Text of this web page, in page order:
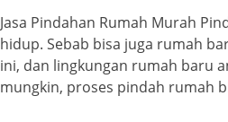
Jasa Pindahan Rumah Murah
hidup. Sebab bisa juga rumah
ini, dan lingkungan rumah baru
mungkin, proses pindah rumah